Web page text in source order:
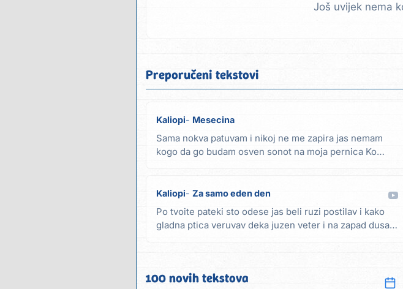
Još uvijek nema
Preporučeni tekstovi
Kaliopi Mesecina
Sama nokva patuvam i nikoj ne me zapira jas nemam
kogo da go budam osven sonot na moja pernica Ko
Kaliopi Za samo eden den
Po tvoite pateki sto odese jas beli ruzi postilav i kako
gladna ptica veruvav deka juzen veter i na zapad dusa
100 novih tekstova